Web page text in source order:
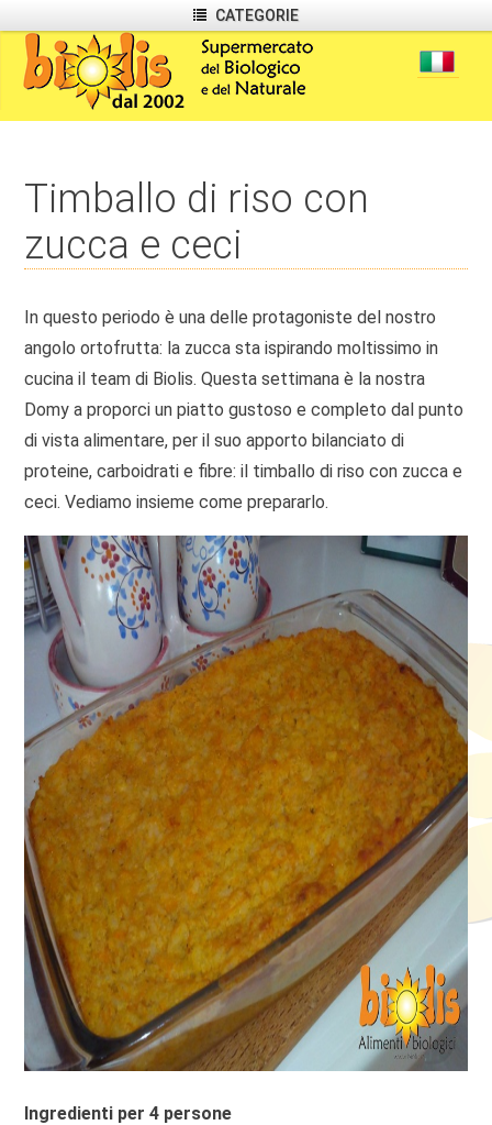
CATEGORIE
Timballo di riso con
zucca e ceci
In questo periodo è una delle protagoniste del nostro
angolo ortofrutta: la zucca sta ispirando moltissimo in
cucina il team di Biolis. Questa settimana è la nostra
Domy a proporci un piatto gustoso e completo dal punto
di vista alimentare, per il suo apporto bilanciato di
proteine, carboidrati e fibre: il timballo di riso con zucca e
ceci. Vediamo insieme come prepararlo.
Ingredienti per 4 persone